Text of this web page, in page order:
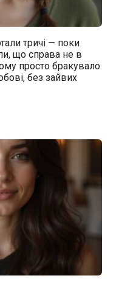
тричі — поки
що справа не в
просто бракувало
без зайвих